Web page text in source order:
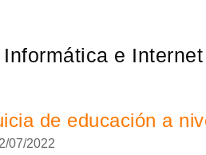
e
de educación a
07/2022